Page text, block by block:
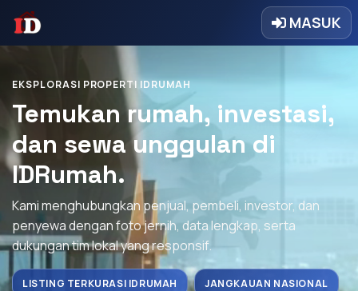
MASUK
EKSPLORASI PROPERTI IDRUMAH
Temukan rumah, investasi,
dan sewa unggulan di
IDRumah.
Kami menghubungkan penjual, pembeli, investor, dan
penyewa dengan foto jernih, data lengkap, serta
dukungan tim lokal yang responsif.
LISTING TERKURASI IDRUMAH JANGKAUAN NASIONAL